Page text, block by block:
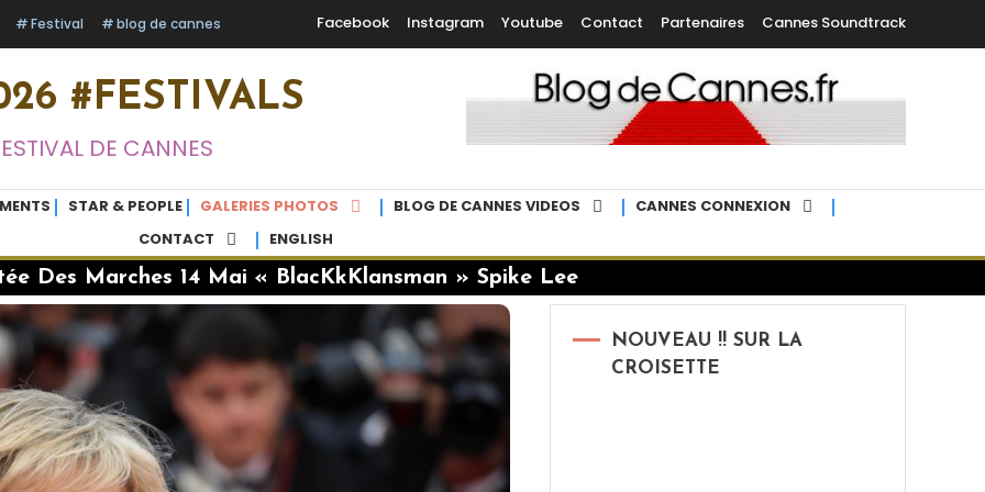
Festival blog de cannes Facebook Instagram Youtube Contact Partenaires Cannes Soundtrack
#FESTIVALS
DE CANNES
STAR & PEOPLE GALERIES PHOTOS BLOG DE CANNES VIDEOS
CANNES CONNEXION
CONTACT
ENGLISH
Des Marches 14 Mai « BlacKkKlansman » Spike Lee
NOUVEAU !! SUR LA
CROISETTE